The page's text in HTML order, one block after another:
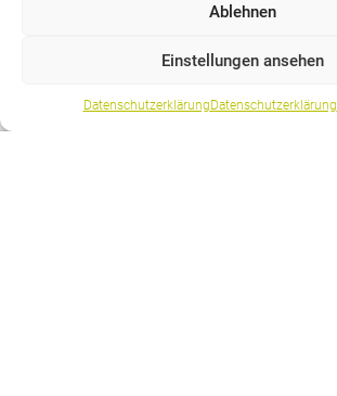
Ablehnen
Einstellungen ansehen
DatenschutzerklärungDatenschutzerklärung
Häufig gesucht